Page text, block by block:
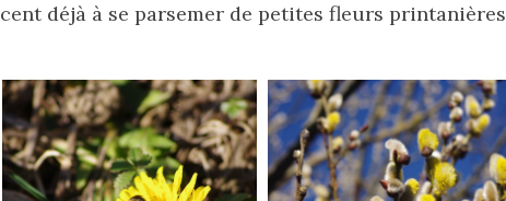
déjà à se parsemer de petites fleurs printanières